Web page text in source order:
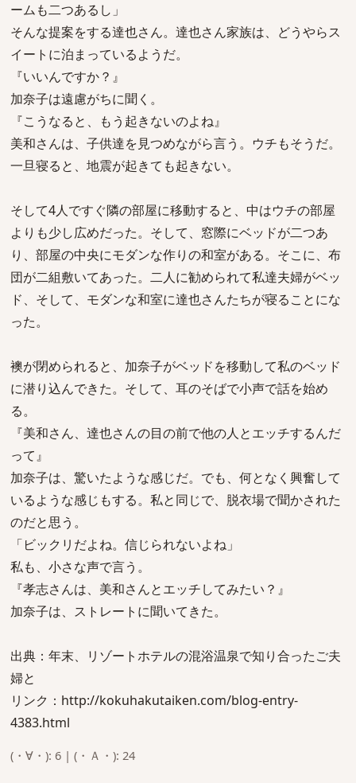
ームも二つあるし」
そんな提案をする達也さん。達也さん家族は、どうやらス
イートに泊まっているようだ。
『いいんですか？』
加奈子は遠慮がちに聞く。
『こうなると、もう起きないのよね』
美和さんは、子供達を見つめながら言う。ウチもそうだ。
一旦寝ると、地震が起きても起きない。
そして4人ですぐ隣の部屋に移動すると、中はウチの部屋
よりも少し広めだった。そして、窓際にベッドが二つあ
り、部屋の中央にモダンな作りの和室がある。そこに、布
団が二組敷いてあった。二人に勧められて私達夫婦がベッ
ド、そして、モダンな和室に達也さんたちが寝ることにな
った。
襖が閉められると、加奈子がベッドを移動して私のベッド
に潜り込んできた。そして、耳のそばで小声で話を始め
る。
『美和さん、達也さんの目の前で他の人とエッチするんだ
って』
加奈子は、驚いたような感じだ。でも、何となく興奮して
いるような感じもする。私と同じで、脱衣場で聞かされた
のだと思う。
「ビックリだよね。信じられないよね」
私も、小さな声で言う。
『孝志さんは、美和さんとエッチしてみたい？』
加奈子は、ストレートに聞いてきた。
出典：年末、リゾートホテルの混浴温泉で知り合ったご夫
婦と
リンク：http://kokuhakutaiken.com/blog-entry-
4383.html
(・∀・): 6 | (・Ａ・): 24